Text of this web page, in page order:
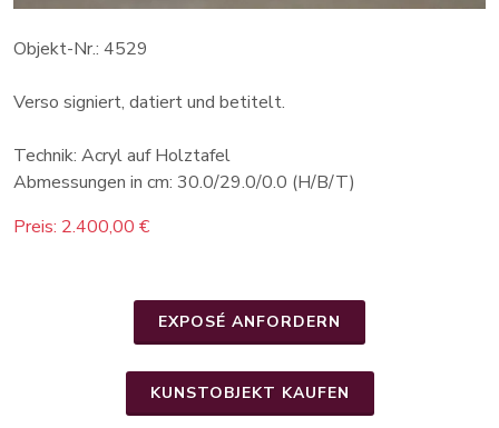
Objekt-Nr.: 4529
Verso signiert, datiert und betitelt.
Technik: Acryl auf Holztafel
Abmessungen in cm: 30.0/29.0/0.0 (H/B/T)
Preis: 2.400,00 €
EXPOSÉ ANFORDERN
KUNSTOBJEKT KAUFEN